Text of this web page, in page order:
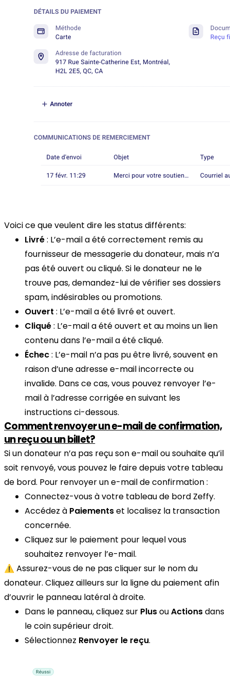
Voici ce que veulent dire les status différents:
Livré: L’e-mail a été correctement remis au
fournisseur de messagerie du donateur, mais n’a
pas été ouvert ou cliqué. Si le donateur ne le
trouve pas, demandez-lui de vérifier ses dossiers
spam, indésirables ou promotions.
Ouvert : L’e-mail a été livré et ouvert.
Cliqué: L’e-mail a été ouvert et au moins un lien
contenu dans l’e-mail a été cliqué.
Échec: L’e-mail n’a pas pu être livré, souvent en
raison d’une adresse e-mail incorrecte ou
invalide. Dans ce cas, vous pouvez renvoyer l’e-
mail à l’adresse corrigée en suivant les
instructions ci-dessous.
Comment renvoyer un e-mail de confirmation,
un reçu ou un billet?
Si un donateur n’a pas reçu son e-mail ou souhaite qu’il
soit renvoyé, vous pouvez le faire depuis votre tableau
de bord. Pour renvoyer un e-mail de confirmation :
Connectez-vous à votre tableau de bord Zeffy.
Accédez à Paiementset localisez la transaction
concernée.
Cliquez sur le paiement pour lequel vous
souhaitez renvoyer l’e-mail.
⚠️ Assurez-vous de ne pas cliquer sur le nom du
donateur. Cliquez ailleurs sur la ligne du paiement afin
d’ouvrir le panneau latéral à droite.
Dans le panneau, cliquez sur PlusouActionsdans
le coin supérieur droit.
Sélectionnez Renvoyer le reçu.